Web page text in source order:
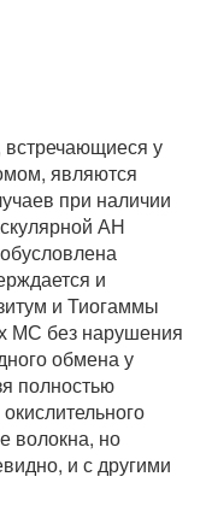
встречающиеся у
являются
при наличии
АН
и
и Тиогаммы
МС без нарушения
обмена у
полностью
волокна, но
и с другими